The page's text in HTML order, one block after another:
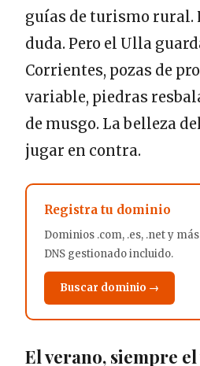
guías de turismo rural.
duda. Pero el Ulla
Corrientes, pozas de
variable, piedras
de musgo. La belleza
jugar en contra.
Registra tu dominio
Dominios .com, .es, .net y
DNS gestionado incluido.
Buscar dominio →
El verano, siempre